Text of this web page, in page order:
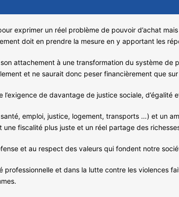
exprimer un réel problème de pouvoir d’achat
doit en prendre la mesure en y apportant les
attachement à une transformation du système de
et ne saurait donc peser financièrement que
de davantage de justice sociale,
emploi, justice, logement, transports …) et un
fiscalité plus juste et un réel partage des
et au respect des valeurs qui fondent notre
et dans la lutte contre les violences